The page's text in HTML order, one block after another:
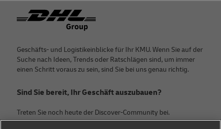
Footer
Geschäfts- und Logistikeinblicke für Ihr KMU. Wenn Sie auf der
Suche nach Ideen, Trends oder Ratschlägen sind, um immer
einen Schritt voraus zu sein, sind Sie bei uns genau richtig.
Sind Sie bereit, Ihr Geschäft auszubauen?
Treten Sie noch heute der Discover-Community bei.